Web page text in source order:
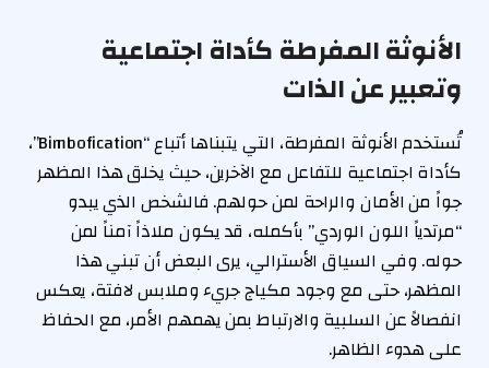
الأنوثة المفرطة كأداة اجتماعية
وتعبير عن الذات
تُستخدم الأنوثة المفرطة، التي يتبناها أتباع “Bimbofication”،
كأداة اجتماعية للتفاعل مع الآخرين، حيث يخلق هذا المظهر
جواً من الأمان والراحة لمن حولهم. فالشخص الذي يبدو
“مرتدياً اللون الوردي” بأكمله، قد يكون ملاذاً آمناً لمن
حوله. وفي السياق الأسترالي، يرى البعض أن تبني هذا
المظهر، حتى مع وجود مكياج جريء وملابس لافتة، يعكس
انفصالاً عن السلبية والارتباط بمن يهمهم الأمر، مع الحفاظ
على هدوء الظاهر.